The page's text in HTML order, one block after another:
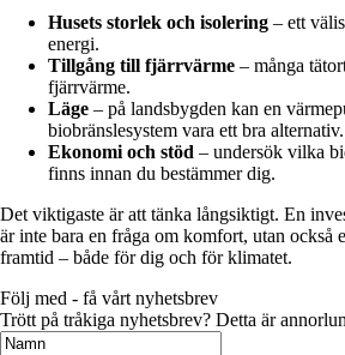
Husets storlek och isolering – ett
energi.
Tillgång till fjärrvärme – många
fjärrvärme.
Läge – på landsbygden kan en
biobränslesystem vara ett bra alternativ.
Ekonomi och stöd – undersök vilka
finns innan du bestämmer dig.
Det viktigaste är att tänka långsiktigt. En
är inte bara en fråga om komfort, utan också
framtid – både för dig och för klimatet.
Följ med - få vårt nyhetsbrev
Trött på tråkiga nyhetsbrev? Detta är